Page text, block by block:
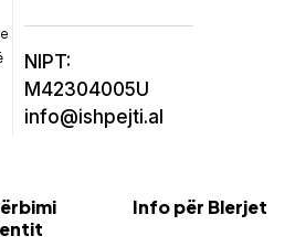
NIPT:
M42304005U
info@ishpejti.al
Info për Blerjet